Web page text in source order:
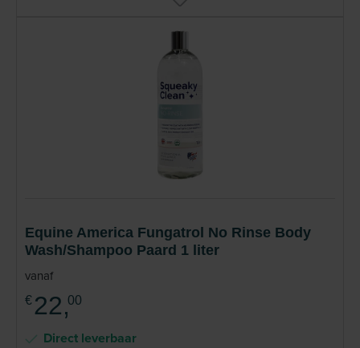
Equine America Fungatrol No Rinse Body
Wash/Shampoo Paard 1 liter
vanaf
€ 22,00
Direct leverbaar